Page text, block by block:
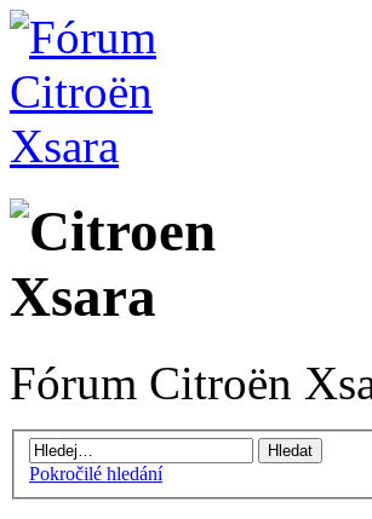
Fórum Citroën
Pokročilé hledání